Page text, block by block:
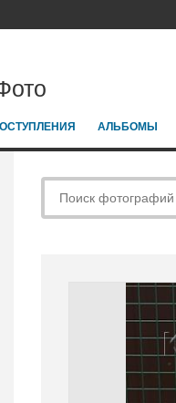
АЛЬБОМЫ